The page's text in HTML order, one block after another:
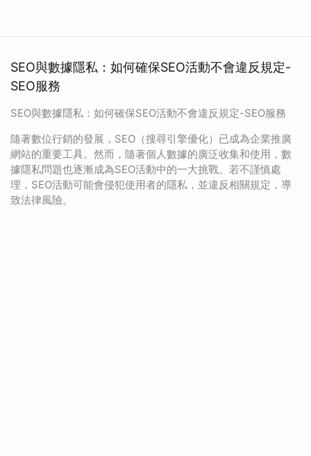
SEO與數據隱私：如何確保SEO活動不會違反規定-
SEO服務
SEO與數據隱私：如何確保SEO活動不會違反規定-SEO服務
隨著數位行銷的發展，SEO（搜尋引擎優化）已成為企業推廣
網站的重要工具。然而，隨著個人數據的廣泛收集和使用，數
據隱私問題也逐漸成為SEO活動中的一大挑戰。若不謹慎處
理，SEO活動可能會侵犯使用者的隱私，並違反相關規定，導
致法律風險。